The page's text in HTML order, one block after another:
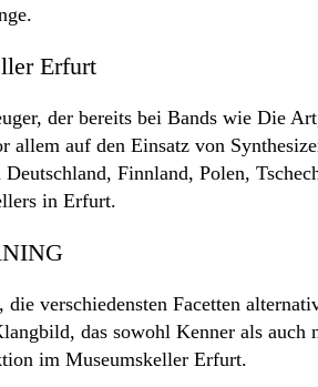
Erfurt
der bereits bei Bands wie Die
auf den Einsatz von
Finnland, Polen,
in Erfurt.
verschiedensten Facetten
das sowohl Kenner als
im Museumskeller Erfurt.